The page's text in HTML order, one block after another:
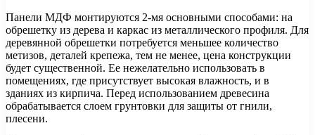
Панели МДФ монтируются 2-мя основными способами: на
обрешетку из дерева и каркас из металлического профиля. Для
деревянной обрешетки потребуется меньшее количество
метизов, деталей крепежа, тем не менее, цена конструкции
будет существенной. Ее нежелательно использовать в
помещениях, где присутствует высокая влажность, и в
зданиях из кирпича. Перед использованием древесина
обрабатывается слоем грунтовки для защиты от гнили,
плесени.